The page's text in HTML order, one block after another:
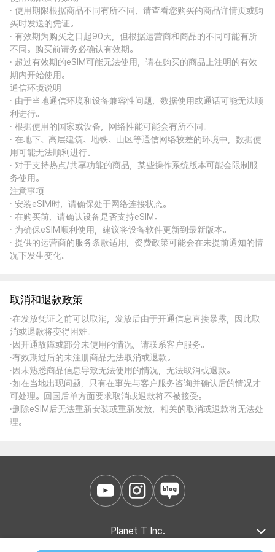
· 使用期限根据商品不同有所不同，请查看您购买的商品详情页或购
买时发送的凭证。
· 有效期为购买之日起90天，但根据运营商和商品的不同可能有所
不同。购买前请务必确认有效期。
· 超过有效期的eSIM可能无法使用，请在购买的商品上注明的有效
期内开始使用。
通信环境说明
· 由于当地通信环境和设备兼容性问题，数据使用或通话可能无法顺
利进行。
· 根据使用的国家或设备，网络性能可能会有所不同。
· 在地下、高层建筑、地铁、山区等通信网络较差的环境中，数据使
用可能无法顺利进行。
· 对于支持热点/共享功能的商品，某些操作系统版本可能会限制服
务使用。
注意事项
· 安装eSIM时，请确保处于网络连接状态。
· 在购买前，请确认设备是否支持eSIM。
· 为确保eSIM顺利使用，建议将设备软件更新到最新版本。
· 提供的运营商的服务条款适用，资费政策可能会在未提前通知的情
况下发生变化。
取消和退款政策
·在发放凭证之前可以取消，发放后由于开通信息直接暴露，因此取
消或退款将变得困难。
·因开通故障或部分未使用的情况，请联系客户服务。
·有效期过后的未注册商品无法取消或退款。
·因未熟悉商品信息导致无法使用的情况，无法取消或退款。
·如在当地出现问题，只有在事先与客户服务咨询并确认后的情况才
可处理。回国后单方面要求取消或退款将不被接受。
·删除eSIM后无法重新安装或重新发放，相关的取消或退款将无法处
理。
Planet T Inc.